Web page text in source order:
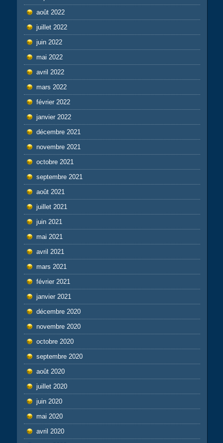
août 2022
juillet 2022
juin 2022
mai 2022
avril 2022
mars 2022
février 2022
janvier 2022
décembre 2021
novembre 2021
octobre 2021
septembre 2021
août 2021
juillet 2021
juin 2021
mai 2021
avril 2021
mars 2021
février 2021
janvier 2021
décembre 2020
novembre 2020
octobre 2020
septembre 2020
août 2020
juillet 2020
juin 2020
mai 2020
avril 2020